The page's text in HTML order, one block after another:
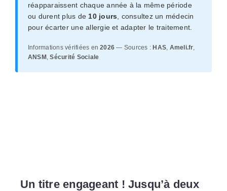
réapparaissent chaque année à la même période
ou durent plus de 10 jours , consultez un médecin
pour écarter une allergie et adapter le traitement.
Informations vérifiées en2026 — Sources : HAS, Ameli.fr,
ANSM ,Sécurité Sociale
Un titre engageant ! Jusqu’à deux